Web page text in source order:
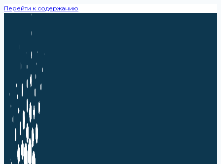
Перейти к содержанию